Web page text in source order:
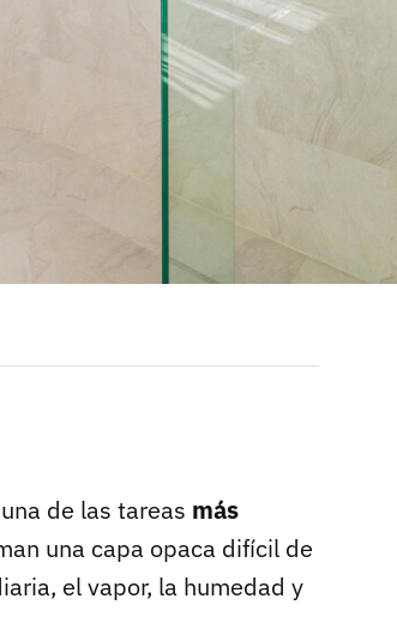
de las tareas más
una capa opaca difícil de
el vapor, la humedad y